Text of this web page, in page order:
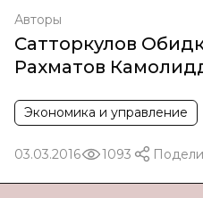
Авторы
Сатторкулов
Рахматов
Экономика и управление
03.03.2016 1093